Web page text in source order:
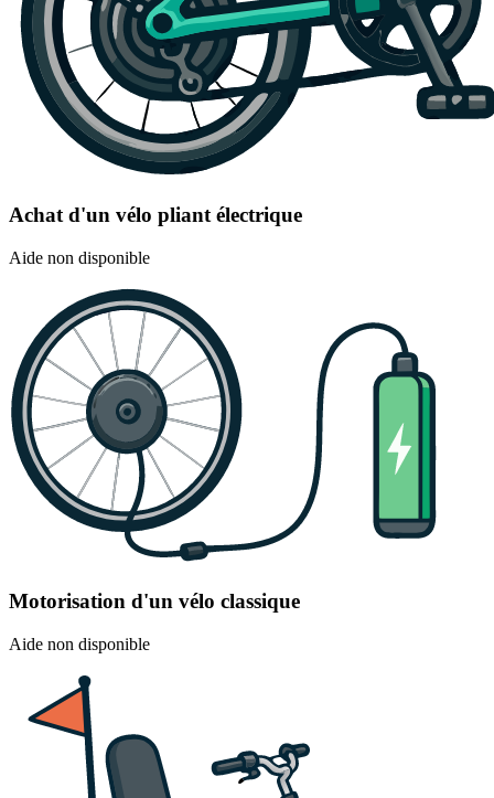
Achat d'un vélo pliant électrique
Aide non disponible
Motorisation d'un vélo classique
Aide non disponible